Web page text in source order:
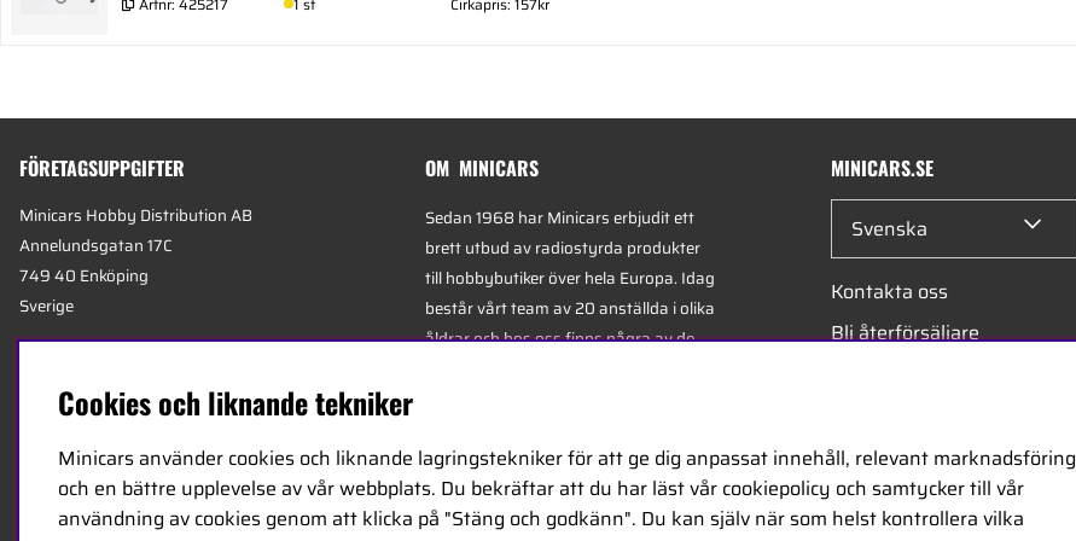
FÖRETAGSUPPGIFTER
Minicars Hobby Distribution AB
Annelundsgatan 17C
749 40 Enköping
Sverige
E-mail:info@minicars.se
OM MINICARS
Sedan 1968 har Minicars erbjudit ett
brett utbud av radiostyrda produkter
till hobbybutiker över hela Europa. Idag
består vårt team av 20 anställda i olika
åldrar och hos oss finns några av de
Minicars huvudkontor är beläget i
Enköping, strategiskt placerat längs
MINICARS.SE
Svenska
Kontakta oss
Bli återförsäljare
Cookies och liknande tekniker
Minicars använder cookies och liknande lagringstekniker för att ge dig anpassat innehåll, relevant marknadsföring
och en bättre upplevelse av vår webbplats. Du bekräftar att du har läst vår cookiepolicy och samtycker till vår
användning av cookies genom att klicka på "Stäng och godkänn". Du kan själv när som helst kontrollera vilka